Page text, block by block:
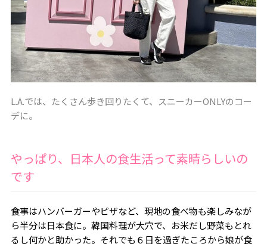
L.A.では、たくさん歩き回りたくて、スニーカーONLYのコー
デに。
やっぱり、日本人の食生活って素晴らしいの
です
食事はハンバーガーやピザなど、現地の食べ物も楽しみなが
ら半分は日本食に。韓国料理が大穴で、お米だし野菜もとれ
るし何かと助かった。それでも６日を過ぎたころから娘が食